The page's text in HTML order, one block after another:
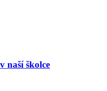
naší školce